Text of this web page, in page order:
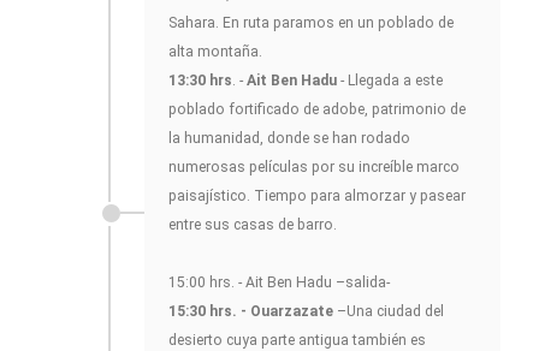
Sahara. En ruta paramos en un poblado de
alta montaña.
13:30 hrs . - Ait Ben Hadu - Llegada a este
poblado fortificado de adobe, patrimonio de
la humanidad, donde se han rodado
numerosas películas por su increíble marco
paisajístico. Tiempo para almorzar y pasear
entre sus casas de barro.
15:00 hrs. - Ait Ben Hadu –salida-
15:30 hrs. - Ouarzazate –Una ciudad del
desierto cuya parte antigua también es